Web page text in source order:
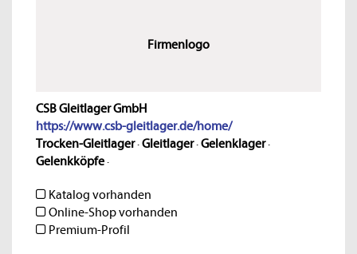
Firmenlogo
CSB Gleitlager GmbH
https://www.csb-gleitlager.de/home/
Trocken-Gleitlager·Gleitlager·Gelenklager·
Gelenkköpfe·
Katalog vorhanden
Online-Shop vorhanden
Premium-Profil